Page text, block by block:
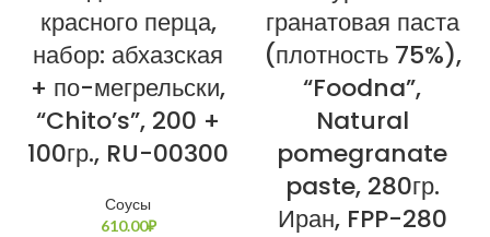
красного перца,
набор: абхазская
+ по-мегрельски,
“Chito’s”, 200 +
100гр., RU-00300
Соусы
610.00₽
гранатовая паста
(плотность 75%),
“Foodna”,
Natural
pomegranate
paste, 280гр.
Иран, FPP-280